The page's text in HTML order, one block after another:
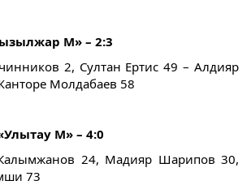
М» – 2:3
2, Султан Ертис 49 – Алдияр
Молдабаев 58
М» – 4:0
24, Мадияр Шарипов 30,
73